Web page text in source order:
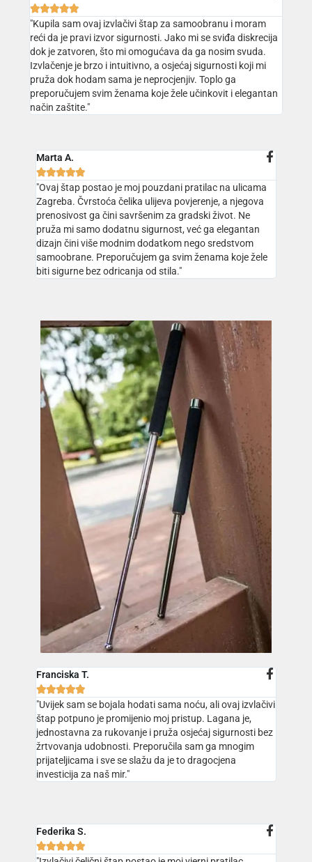

"Kupila sam ovaj izvlačivi štap za samoobranu i moram
reći da je pravi izvor sigurnosti. Jako mi se sviđa diskrecija
dok je zatvoren, što mi omogućava da ga nosim svuda.
Izvlačenje je brzo i intuitivno, a osjećaj sigurnosti koji mi
pruža dok hodam sama je neprocjenjiv. Toplo ga
preporučujem svim ženama koje žele učinkovit i elegantan
način zaštite."
Marta A.

"Ovaj štap postao je moj pouzdani pratilac na ulicama
Zagreba. Čvrstoća čelika ulijeva povjerenje, a njegova
prenosivost ga čini savršenim za gradski život. Ne
pruža mi samo dodatnu sigurnost, već ga elegantan
dizajn čini više modnim dodatkom nego sredstvom
samoobrane. Preporučujem ga svim ženama koje žele
biti sigurne bez odricanja od stila."
Franciska T.

"Uvijek sam se bojala hodati sama noću, ali ovaj izvlačivi
štap potpuno je promijenio moj pristup. Lagana je,
jednostavna za rukovanje i pruža osjećaj sigurnosti bez
žrtvovanja udobnosti. Preporučila sam ga mnogim
prijateljicama i sve se slažu da je to dragocjena
investicija za naš mir."
Federika S.
